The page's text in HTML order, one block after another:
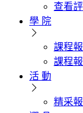
查看
學 院
課程
課程
活 動
精采